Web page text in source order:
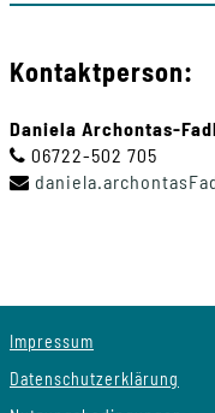
Kontaktperson:
Daniela Archontas-Fadl
06722-502 705
daniela.
Impressum
Datenschutzerklärung